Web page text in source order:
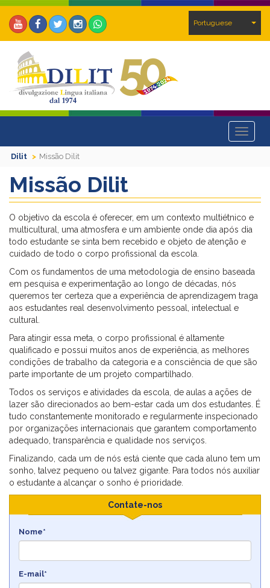
Portuguese
Toggle
Dilit
Missão Dilit
Missão Dilit
O objetivo da escola é oferecer, em um contexto multiétnico e
multicultural, uma atmosfera e um ambiente onde dia após dia
todo estudante se sinta bem recebido e objeto de atenção e
cuidado de todo o corpo profissional da escola.
Com os fundamentos de uma metodologia de ensino baseada
em pesquisa e experimentação ao longo de décadas, nós
queremos ter certeza que a experiência de aprendizagem traga
aos estudantes real desenvolvimento pessoal, intelectual e
cultural.
Para atingir essa meta, o corpo profissional é altamente
qualificado e possui muitos anos de experiência, as melhores
condições de trabalho da categoria e a consciência de que são
parte importante de um projeto compartilhado.
Todos os serviços e atividades da escola, de aulas a ações de
lazer são direcionados ao bem-estar cada um dos estudantes. É
tudo constantemente monitorado e regularmente inspecionado
por organizações internacionais que garantem comportamento
adequado, transparência e qualidade nos serviços.
Finalizando, cada um de nós está ciente que cada aluno tem um
sonho, talvez pequeno ou talvez gigante. Para todos nós auxiliar
o estudante a alcançar o sonho é prioridade.
Contate-nos
Nome*
E-mail*